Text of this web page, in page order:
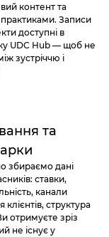
контент та
практиками. Записи
доступні в
UDC Hub — щоб не
зустріччю і
та
збираємо дані
ставки,
канали
клієнтів, структура
отримуєте зріз
не існує у